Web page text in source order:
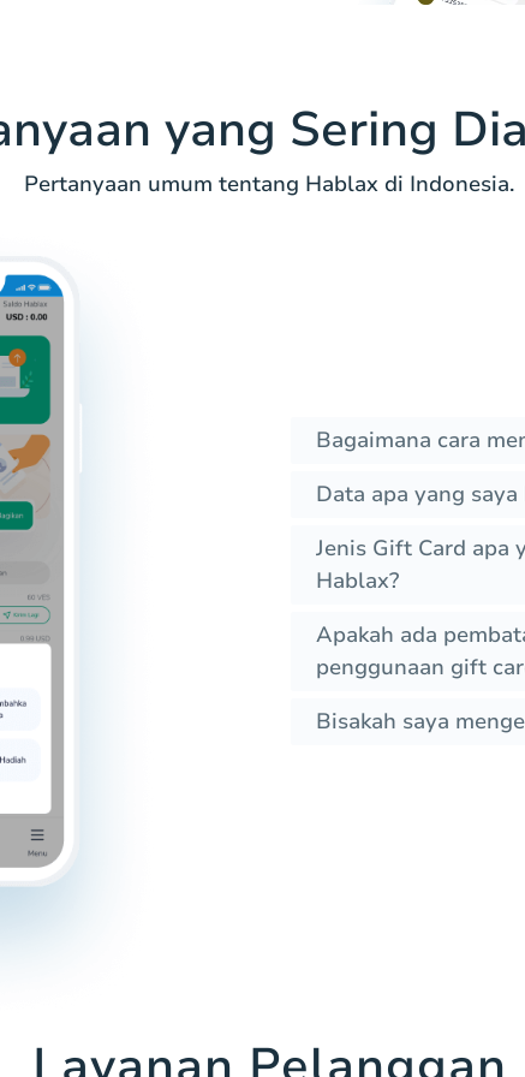
yang Sering
Pertanyaan umum tentang Hablax di Indonesia.
Bagaimana cara
Data apa yang
Jenis Gift Card apa
Hablax?
Apakah ada
penggunaan gift
Bisakah saya